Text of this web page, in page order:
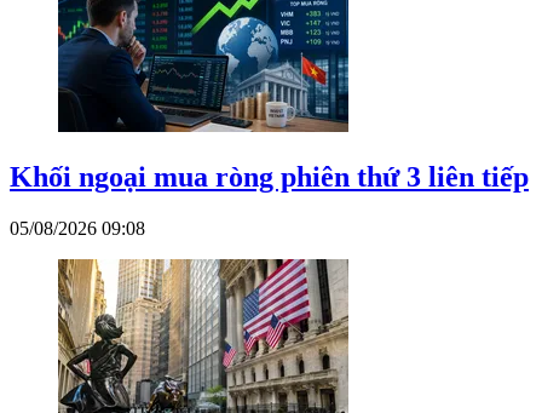
Khối ngoại mua ròng phiên thứ 3 liên tiếp
05/08/2026 09:08